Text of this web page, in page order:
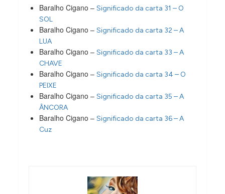
Baralho Cigano –Significado da carta 31 – O
SOL
Baralho Cigano –Significado da carta 32 – A
LUA
Baralho Cigano –Significado da carta 33 – A
CHAVE
Baralho Cigano –Significado da carta 34 – O
PEIXE
Baralho Cigano –Significado da carta 35 – A
ÂNCORA
Baralho Cigano –Significado da carta 36 – A
Cuz